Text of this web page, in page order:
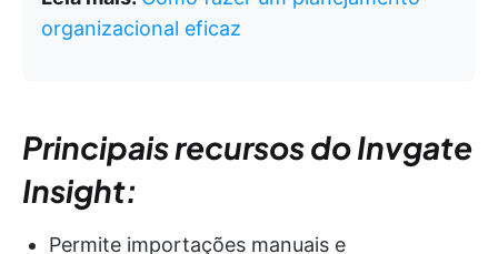
organizacional eficaz
Principais recursos do Invgate
Insight:
Permite importações manuais e